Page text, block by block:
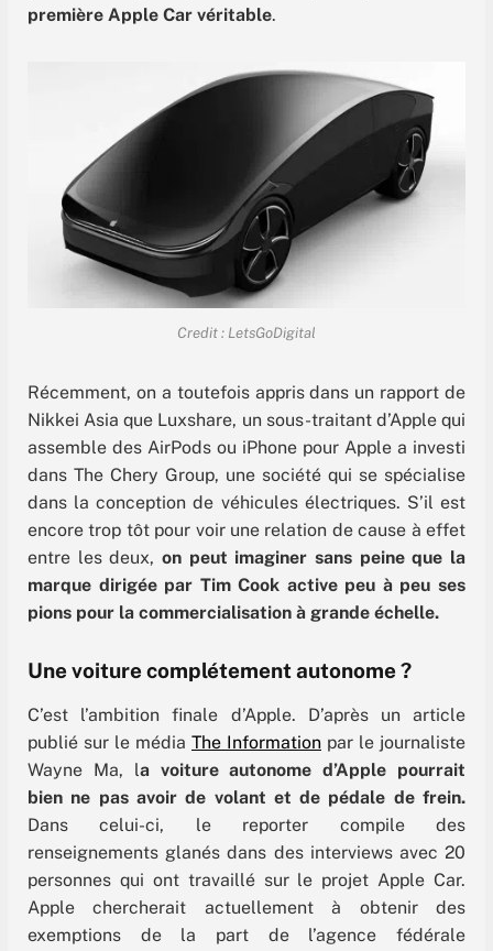
première Apple Car véritable.
Credit : LetsGoDigital
Récemment, on a toutefois appris dans un rapport de
Nikkei Asia que Luxshare, un sous-traitant d’Apple qui
assemble des AirPods ou iPhone pour Apple a investi
dans The Chery Group, une société qui se spécialise
dans la conception de véhicules électriques. S’il est
encore trop tôt pour voir une relation de cause à effet
entre les deux, on peut imaginer sans peine que la
marque dirigée par Tim Cook active peu à peu ses
pions pour la commercialisation à grande échelle.
Une voiture complétement autonome ?
C’est l’ambition finale d’Apple. D’après un article
publié sur le média The Information par le journaliste
Wayne Ma, la voiture autonome d’Apple pourrait
bien ne pas avoir de volant et de pédale de frein.
Dans celui-ci, le reporter compile des
renseignements glanés dans des interviews avec 20
personnes qui ont travaillé sur le projet Apple Car.
Apple chercherait actuellement à obtenir des
exemptions de la part de l’agence fédérale